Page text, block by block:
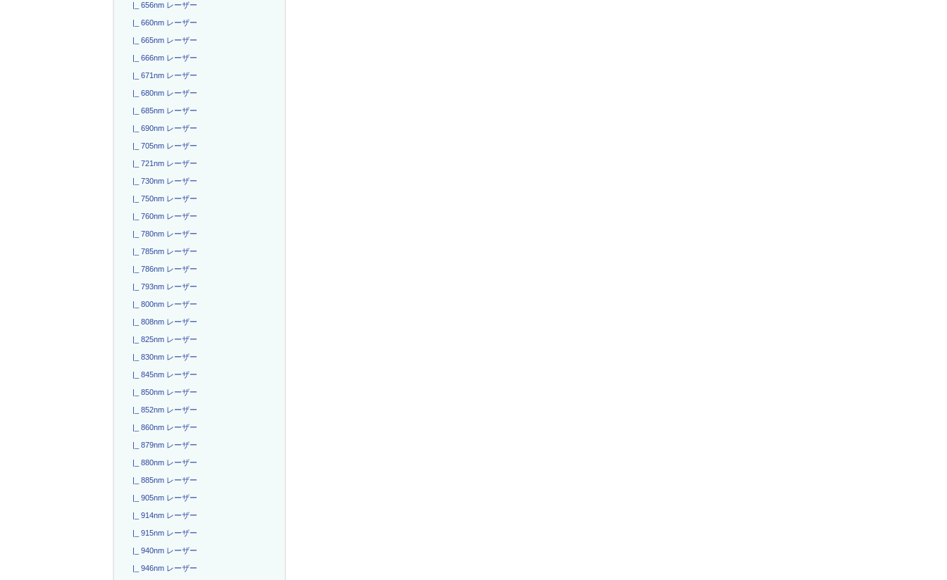
|_ 656nm レーザー
|_ 660nm レーザー
|_ 665nm レーザー
|_ 666nm レーザー
|_ 671nm レーザー
|_ 680nm レーザー
|_ 685nm レーザー
|_ 690nm レーザー
|_ 705nm レーザー
|_ 721nm レーザー
|_ 730nm レーザー
|_ 750nm レーザー
|_ 760nm レーザー
|_ 780nm レーザー
|_ 785nm レーザー
|_ 786nm レーザー
|_ 793nm レーザー
|_ 800nm レーザー
|_ 808nm レーザー
|_ 825nm レーザー
|_ 830nm レーザー
|_ 845nm レーザー
|_ 850nm レーザー
|_ 852nm レーザー
|_ 860nm レーザー
|_ 879nm レーザー
|_ 880nm レーザー
|_ 885nm レーザー
|_ 905nm レーザー
|_ 914nm レーザー
|_ 915nm レーザー
|_ 940nm レーザー
|_ 946nm レーザー